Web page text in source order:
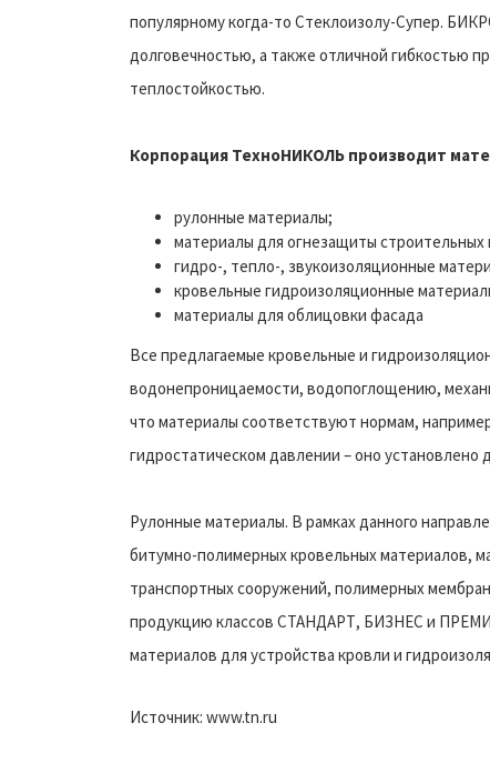
популярному когда-то Стеклоизолу-Супер.
долговечностью, а также отличной гибкостью
теплостойкостью.
Корпорация ТехноНИКОЛЬ производит
рулонные материалы;
материалы для огнезащиты
гидро-, тепло-, звукоизоляционные
кровельные гидроизоляционные
материалы для облицовки фасада
Все предлагаемые кровельные и
водонепроницаемости, водопоглощению,
что материалы соответствуют нормам,
гидростатическом давлении – оно установлено
Рулонные материалы. В рамках данного
битумно-полимерных кровельных материалов,
транспортных сооружений, полимерных
продукцию классов СТАНДАРТ, БИЗНЕС и
материалов для устройства кровли и
Источник: www.tn.ru